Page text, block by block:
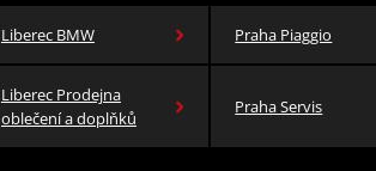
Liberec BMW Praha Piaggio
Liberec Prodejna
oblečení a doplňků
Praha Servis